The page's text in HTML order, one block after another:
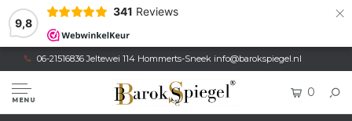
9,8
341 Reviews ×
06-21516836 Jeltewei 114 Hommerts-Sneek info@barokspiegel.nl
MENU
0